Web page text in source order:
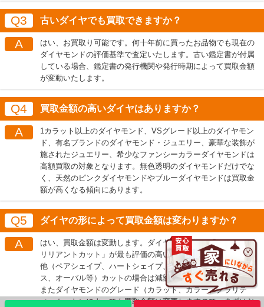
Q3 古いダイヤでも買取できますか？
A
はい、お買取り可能です。何十年前に買ったお品物でも現在の
ダイヤモンドの評価基準で査定いたします。古い鑑定書が付属
している場合、鑑定書の発行機関や発行時期によって買取金額
が変動いたします。
Q4 買取金額の高いダイヤはありますか？
A
1カラット以上のダイヤモンド、VSグレード以上のダイヤモン
ド、有名ブランドのダイヤモンド・ジュエリー、豪華な装飾が
施されたジュエリー、希少なファンシーカラーダイヤモンドは
高額買取の対象となります。無色透明のダイヤモンドだけでな
く、天然のピンクダイヤモンドやブルーダイヤモンドは買取金
額が高くなる傾向にあります。
Q5 ダイヤの形によって買取金額は変わりますか？
A
はい、買取金額は変動します。ダイヤモンドでは「ラウンドブ
リリアントカット」が最も評価の高いカットになります。その
他（ペアシェイプ、ハートシェイプ、マーキーズ、プリンセ
ス、オーバル等）カットの場合は減額になる場合があります。
またダイヤモンドのグレード（カラット、カラー、クラリテ
ィ、カット）によっても買取金額は変更しますので、まずはお
LINE 査定 メール査定
宅配買取を申込む 出張買取